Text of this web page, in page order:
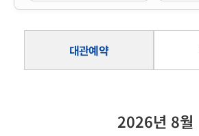
코트 배치도 안내
코트 배치도 준비중입니다.
대관예약
2026년 8월